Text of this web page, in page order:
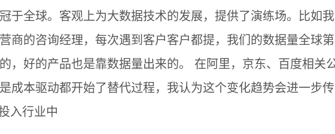
于全球。客观上为大数据技术的发展，提供了演练场。比如
商的咨询经理，每次遇到客户客户都提，我们的数据量全球
，好的产品也是靠数据量出来的。 在阿里，京东、百度相关
成本驱动都开始了替代过程，我认为这个变化趋势会进一步
入行业中